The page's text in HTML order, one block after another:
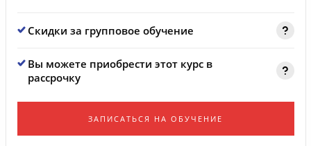
Скидки за групповое обучение
Вы можете приобрести этот курс в
рассрочку
ЗАПИСАТЬСЯ НА ОБУЧЕНИЕ